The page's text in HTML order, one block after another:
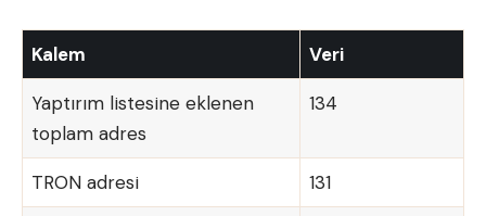
Kalem Veri
Yaptırım listesine eklenen
toplam adres
134
TRON adresi 131